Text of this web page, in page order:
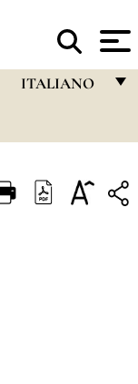
ITALIANO
ITALIANO